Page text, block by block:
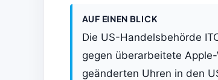
AUF EINEN BLICK
Die US-Handelsbehörde
gegen überarbeitete
geänderten Uhren in den